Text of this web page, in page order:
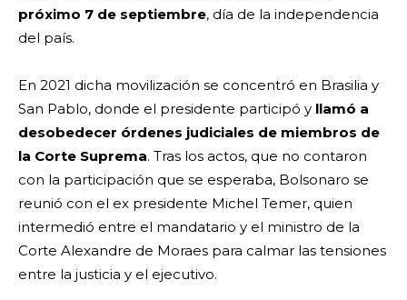
próximo 7 de septiembre, día de la independencia
del país.
En 2021 dicha movilización se concentró en Brasilia y
San Pablo, donde el presidente participó y llamó a
desobedecer órdenes judiciales de miembros de
la Corte Suprema. Tras los actos, que no contaron
con la participación que se esperaba, Bolsonaro se
reunió con el ex presidente Michel Temer, quien
intermedió entre el mandatario y el ministro de la
Corte Alexandre de Moraes para calmar las tensiones
entre la justicia y el ejecutivo.